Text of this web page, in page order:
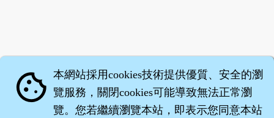
cookie 本網站採用cookies技術提供優質、安全的瀏
覽服務，關閉cookies可能導致無法正常瀏
覽。您若繼續瀏覽本站，即表示您同意本站